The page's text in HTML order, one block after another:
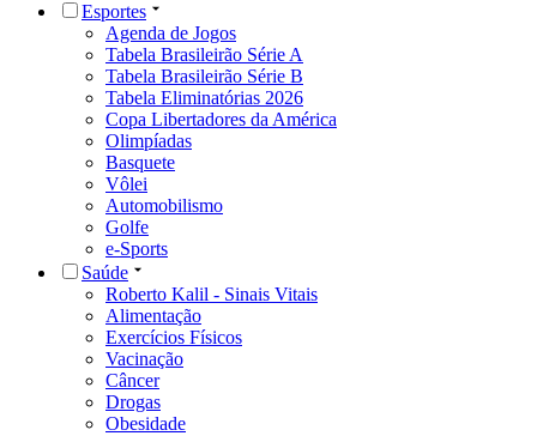
Esportes
Agenda de Jogos
Tabela Brasileirão Série A
Tabela Brasileirão Série B
Tabela Eliminatórias 2026
Copa Libertadores da América
Olimpíadas
Basquete
Vôlei
Automobilismo
Golfe
e-Sports
Saúde
Roberto Kalil - Sinais Vitais
Alimentação
Exercícios Físicos
Vacinação
Câncer
Drogas
Obesidade